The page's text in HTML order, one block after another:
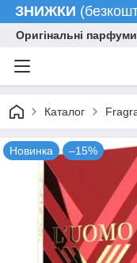
ЗНИЖКИ
Оригінальні
Каталог
Новинка –15%